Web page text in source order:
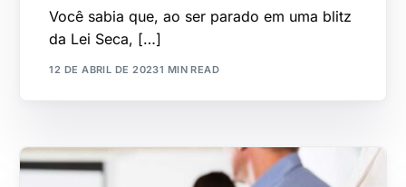
Você sabia que, ao ser parado em uma blitz
da Lei Seca, […]
12 DE ABRIL DE 20231 MIN READ